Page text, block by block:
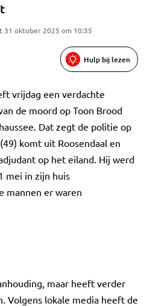
31 oktober 2025 om 10:35
Hulp bij lezen
vrijdag een verdachte
de moord op Toon Brood
Dat zegt de politie op
komt uit Roosendaal en
op het eiland. Hij werd
mei in zijn huis
mannen er waren
maar heeft verder
Volgens lokale media heeft de